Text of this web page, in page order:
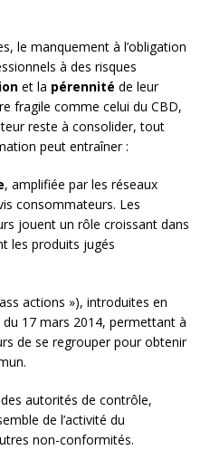
le manquement à l’obligation
à des risques
et la pérennité de leur
fragile comme celui du CBD,
reste à consolider, tout
peut entraîner :
, amplifiée par les réseaux
consommateurs. Les
jouent un rôle croissant dans
les produits jugés
actions »), introduites en
17 mars 2014, permettant à
de se regrouper pour obtenir
des autorités de contrôle,
de l’activité du
non-conformités.